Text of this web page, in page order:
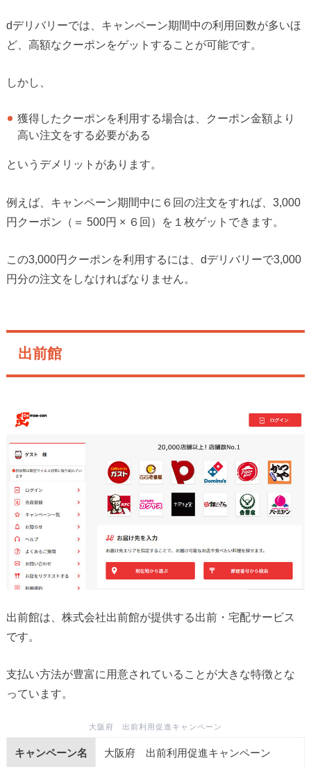
dデリバリーでは、キャンペーン期間中の利用回数が多いほ
ど、高額なクーポンをゲットすることが可能です。
しかし、
獲得したクーポンを利用する場合は、クーポン金額より
高い注文をする必要がある
というデメリットがあります。
例えば、キャンペーン期間中に６回の注文をすれば、3,000
円クーポン（＝ 500円 × ６回）を１枚ゲットできます。
この3,000円クーポンを利用するには、dデリバリーで3,000
円分の注文をしなければなりません。
出前館
出前館は、株式会社出前館が提供する出前・宅配サービス
です。
支払い方法が豊富に用意されていることが大きな特徴とな
っています。
大阪府 出前利用促進キャンペーン
キャンペーン名 大阪府 出前利用促進キャンペーン